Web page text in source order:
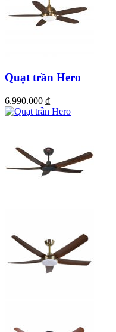
lạnh khi mùa đông, đặc biệt
cho căn phòng khô thoáng
Quạt trần Hero
6.990.000 ₫